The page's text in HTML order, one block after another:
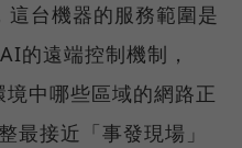
台機器的服務範圍是
的遠端控制機制，
中哪些區域的網路正
最接近「事發現場」